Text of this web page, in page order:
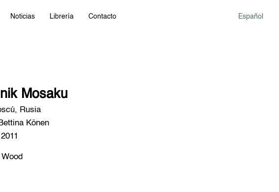
Noticias Librería Contacto Español
Mosaku
Rusia
Könen
2011